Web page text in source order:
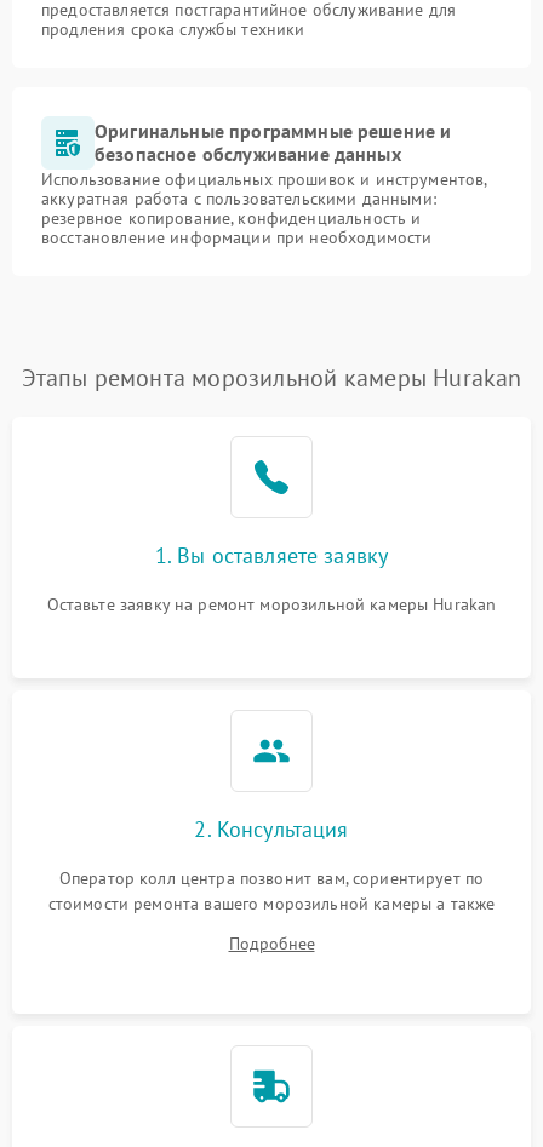
предоставляется постгарантийное обслуживание для
продления срока службы техники
Оригинальные программные решение и
безопасное обслуживание данных
Использование официальных прошивок и инструментов,
аккуратная работа с пользовательскими данными:
резервное копирование, конфиденциальность и
восстановление информации при необходимости
Этапы ремонта морозильной камеры Hurakan
1. Вы оставляете заявку
Оставьте заявку на ремонт морозильной камеры Hurakan
2. Консультация
Оператор колл центра позвонит вам, сориентирует по
стоимости ремонта вашего морозильной камеры а также
Подробнее